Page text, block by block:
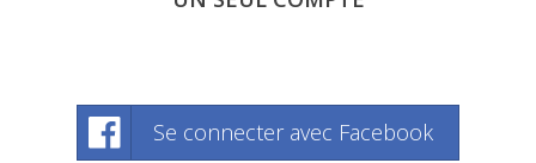
Se connecter avec Facebook